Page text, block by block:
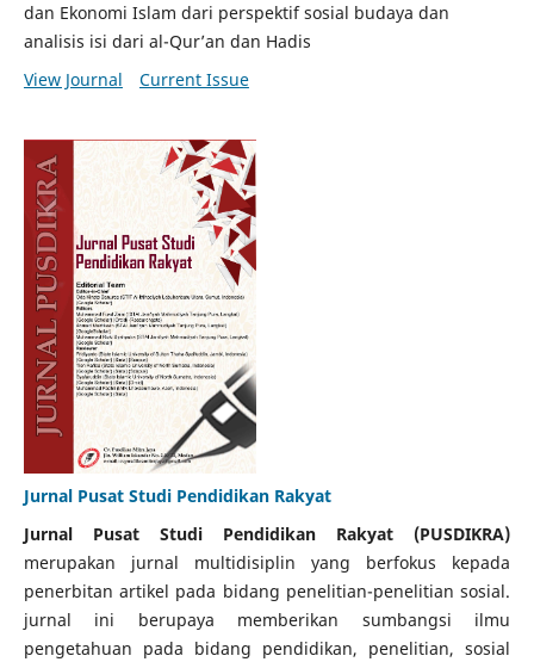
dan Ekonomi Islam dari perspektif sosial budaya dan
analisis isi dari al-Qur’an dan Hadis
View Journal
Current Issue
Jurnal Pusat Studi Pendidikan Rakyat
JurnalPusat Studi Pendidikan Rakyat (PUSDIKRA)
merupakan jurnal multidisiplin yang berfokus kepada
penerbitan artikel pada bidang penelitian-penelitian sosial.
jurnal ini berupaya memberikan sumbangsi ilmu
pengetahuan pada bidang pendidikan, penelitian, sosial